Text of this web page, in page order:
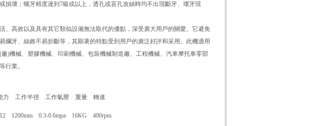
損壞；螺牙精度達到7級或以上，透孔或盲孔攻絲時均不出現斷牙、壞牙現
高效以及具有其它類似設備無法取代的優點，深受廣大用戶的關愛。它避免
爛牙、絲錐不易折斷等，其顯著的特點受到用戶的廣泛好評和采用。此機適用
)機械、塑膠機械、印刷機械、包裝機械制造廠、工程機械、汽車摩托車零部
行業。
力 工作半徑 工作氣壓 重量 轉速
1200mm 0.3-0.6mpa 16KG 400rpm